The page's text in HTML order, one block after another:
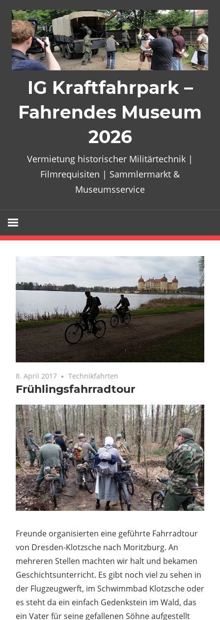
Inhalt
springen
IG Kraftfahrpark –
Fahrendes Museum
2026
Vermietung historischer Militärtechnik |
Filmrequisiten | Sammlermarkt &
Museumsservice
8. April 2017 Technikfahrten
Frühlingsfahrradtour
Freunde organisierten eine geführte Fahrradtour
von Dresden-Klotzsche nach Moritzburg. An
mehreren Stellen machten wir halt und bekamen
Geschichtsunterricht. Es gibt noch viel zu sehen in
der Flugzeugwerft, im Schwimmbad Klotzsche oder
es steht da ein einfach Gedenkstein im Wald, das
ein Vater für seine gefallenen Söhne aufgestellt